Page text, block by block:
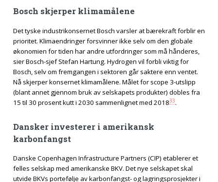
Bosch skjerper klimamålene
Det tyske industrikonsernet Bosch varsler at bærekraft forblir en
prioritet. Klimaendringer forsvinner ikke selv om den globale
økonomien for tiden har andre utfordringer som må hånderes,
sier Bosch-sjef Stefan Hartung. Hydrogen vil forbli viktig for
Bosch, selv om fremgangen i sektoren går saktere enn ventet.
Nå skjerper konsernet klimamålene. Målet for scope 3-utslipp
(blant annet gjennom bruk av selskapets produkter) dobles fra
15 til 30 prosent kutt i 2030 sammenlignet med 201833.
Dansker investerer i amerikansk
karbonfangst
Danske Copenhagen Infrastructure Partners (CIP) etablerer et
felles selskap med amerikanske BKV. Det nye selskapet skal
utvide BKVs portefølje av karbonfangst- og lagringsprosjekter i